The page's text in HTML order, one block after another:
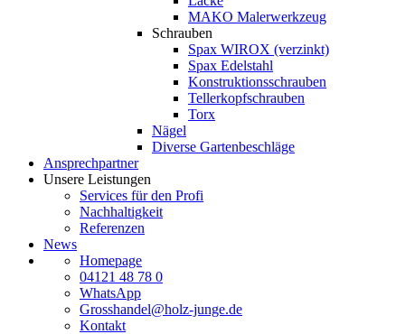
MAKO Malerwerkzeug
Schrauben
Spax WIROX (verzinkt)
Spax Edelstahl
Konstruktionsschrauben
Tellerkopfschrauben
Torx
Nägel
Diverse Gartenbeschläge
Ansprechpartner
Unsere Leistungen
Services für den Profi
Nachhaltigkeit
Referenzen
News
Homepage
04121 48 78 0
WhatsApp
Grosshandel@holz-junge.de
Kontakt